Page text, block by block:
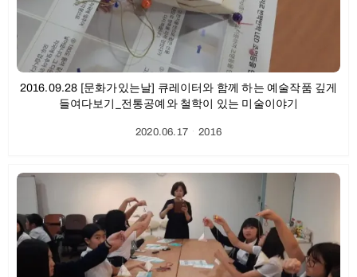
2016.09.28 [문화가있는날] 큐레이터와 함께 하는 예술작품 깊게
들여다보기_전통공예와 철학이 있는 미술이야기
2020.06.17ㆍ2016